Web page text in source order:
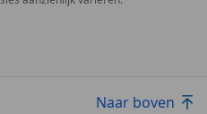
Naar boven